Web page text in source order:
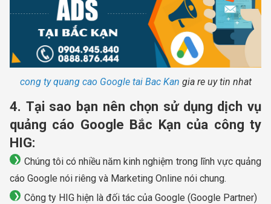
cong ty quang cao Google tai Bac Kan gia re uy tin nhat
4. Tại sao bạn nên chọn sử dụng dịch vụ
quảng cáo Google Bắc Kạn của công ty
HIG:
Chúng tôi có nhiều năm kinh nghiệm trong lĩnh vực quảng
cáo Google nói riêng và Marketing Online nói chung.
Công ty HIG hiện là đối tác của Google (Google Partner)